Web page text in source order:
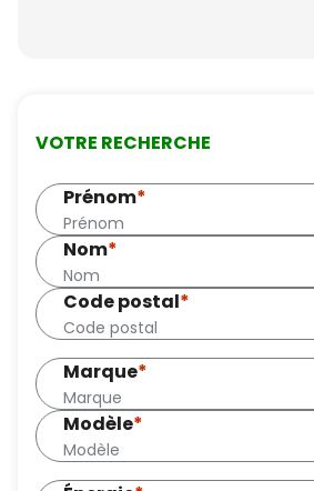
VOTRE RECHERCHE
Prénom*
Nom*
Code postal*
Marque*
Modèle*